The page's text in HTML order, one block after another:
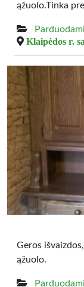
ąžuolo.Tinka
Klaipėdos r.
Geros
ąžuolo.